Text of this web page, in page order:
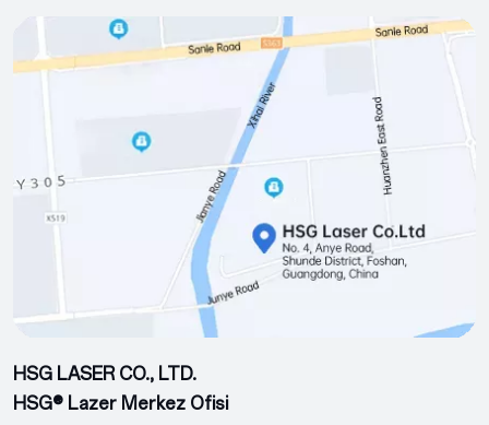
HSG LASER CO., LTD.
HSG® Lazer Merkez Ofisi